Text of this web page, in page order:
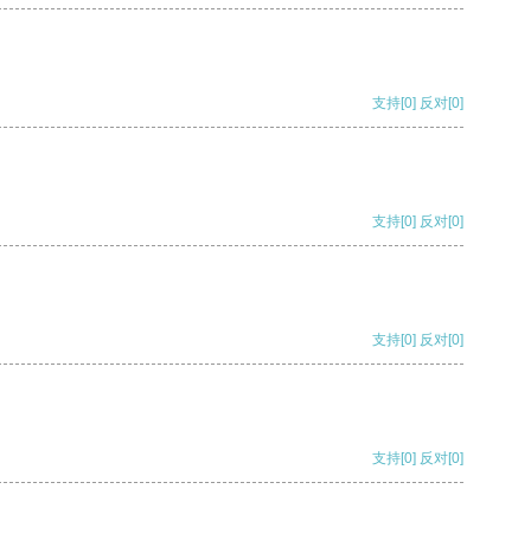
支持[0] 反对[0]
支持[0] 反对[0]
支持[0] 反对[0]
支持[0] 反对[0]